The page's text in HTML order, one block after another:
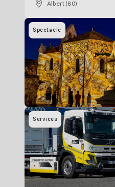
Albert (80)
Spectacle
Services